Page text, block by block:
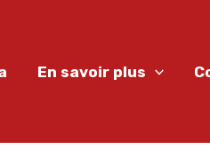
En savoir plus